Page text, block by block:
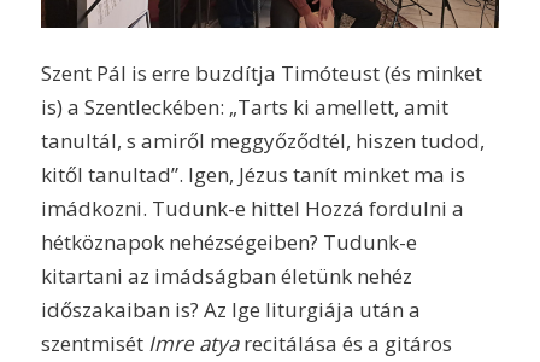
Szent Pál is erre buzdítja Timóteust (és minket
is) a Szentleckében: „Tarts ki amellett, amit
tanultál, s amiről meggyőződtél, hiszen tudod,
kitől tanultad”. Igen, Jézus tanít minket ma is
imádkozni. Tudunk-e hittel Hozzá fordulni a
hétköznapok nehézségeiben? Tudunk-e
kitartani az imádságban életünk nehéz
időszakaiban is? Az Ige liturgiája után a
szentmisét Imre atyarecitálása és a gitáros